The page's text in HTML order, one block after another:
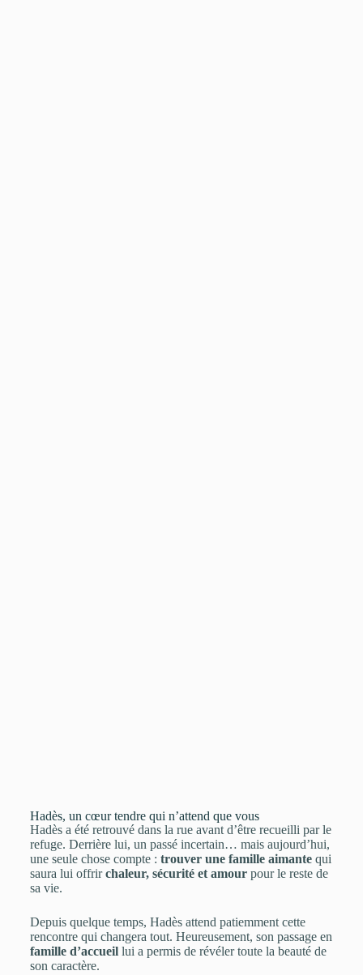
Hadès, un cœur tendre qui n’attend que vous
Hadès a été retrouvé dans la rue avant d’être recueilli par le
refuge. Derrière lui, un passé incertain… mais aujourd’hui,
une seule chose compte : trouver une famille aimantequi
saura lui offrirchaleur, sécurité et amourpour le reste de
sa vie.
Depuis quelque temps, Hadès attend patiemment cette
rencontre qui changera tout. Heureusement, son passage en
famille d’accueillui a permis de révéler toute la beauté de
son caractère.